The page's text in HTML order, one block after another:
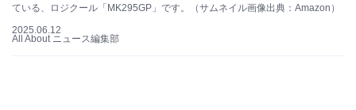
ている、ロジクール「MK295GP」です。（サムネイル画像出典：Amazon）
2025.06.12
All About ニュース編集部